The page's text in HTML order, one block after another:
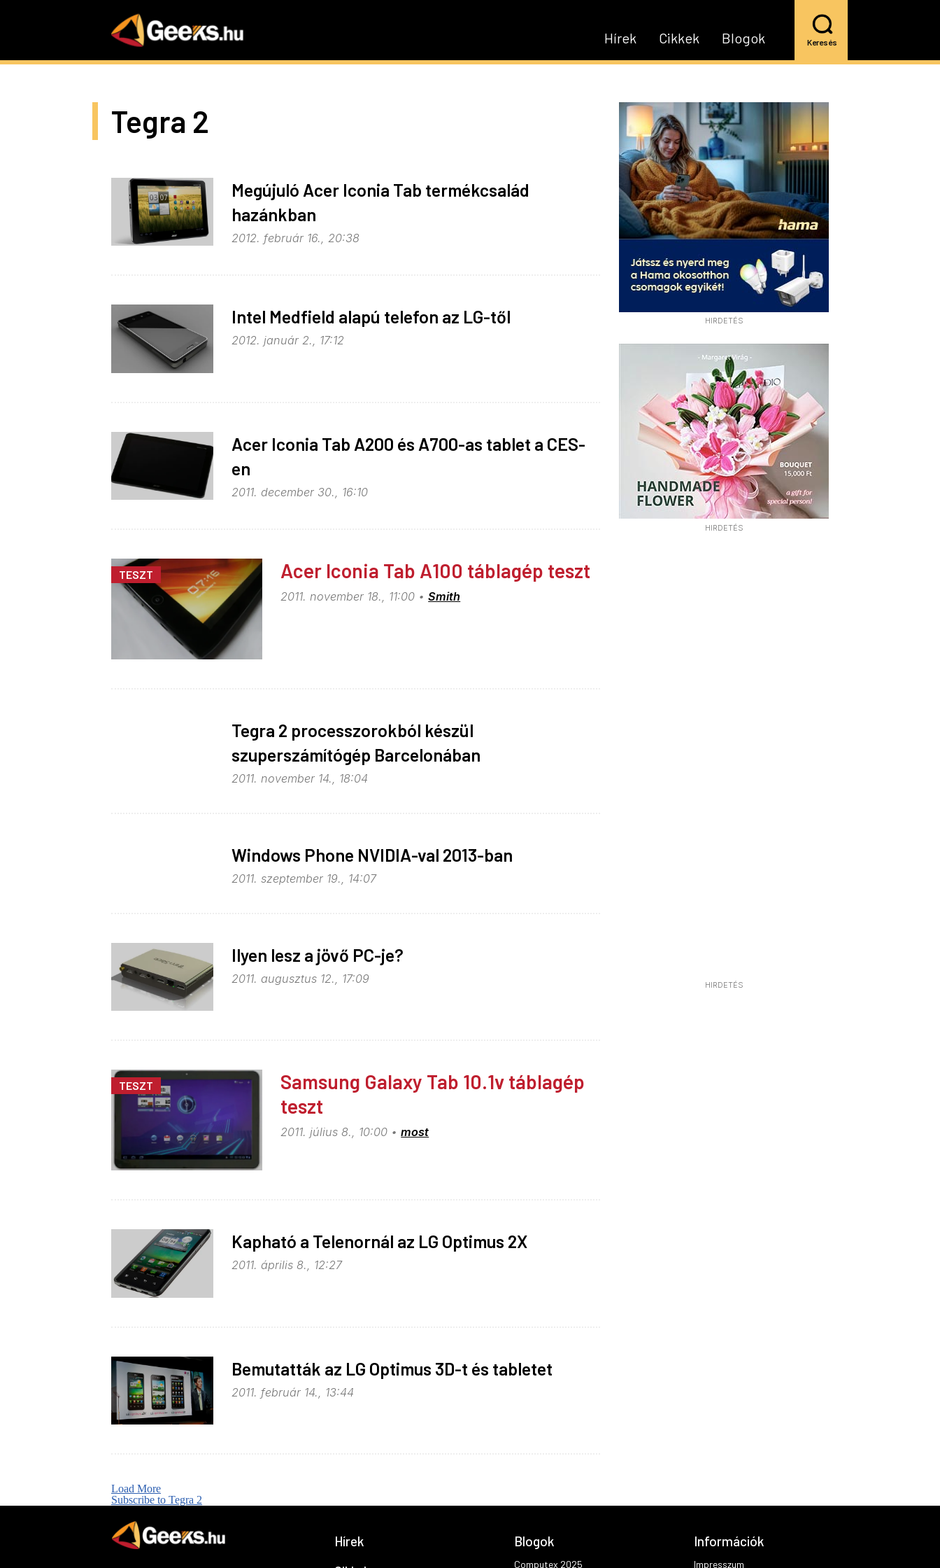
Blogok
Cikkek
Hírek Keresés
HIRDETÉS
HIRDETÉS
HIRDETÉS
Tegra 2
Megújuló Acer Iconia Tab termékcsalád
hazánkban
2012. február 16., 20:38
Intel Medfield alapú telefon az LG-től
2012. január 2., 17:12
Acer Iconia Tab A200 és A700-as tablet a CES-
en
2011. december 30., 16:10
TESZT Acer Iconia Tab A100 táblagép teszt
2011. november 18., 11:00 Smith
Tegra 2 processzorokból készül
szuperszámítógép Barcelonában
2011. november 14., 18:04
Windows Phone NVIDIA-val 2013-ban
2011. szeptember 19., 14:07
Ilyen lesz a jövő PC-je?
2011. augusztus 12., 17:09
TESZT
Samsung Galaxy Tab 10.1v táblagép
teszt
2011. július 8., 10:00 most
Kapható a Telenornál az LG Optimus 2X
2011. április 8., 12:27
Bemutatták az LG Optimus 3D-t és tabletet
2011. február 14., 13:44
Load More
Subscribe to Tegra 2
Hírek
Blogok
Computex 2025
Információk
Impresszum